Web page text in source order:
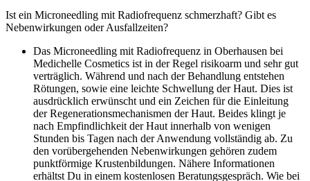
Ist ein Microneedling mit Radiofrequenz schmerzhaft? Gibt es
Nebenwirkungen oder Ausfallzeiten?
Das Microneedling mit Radiofrequenz in Oberhausen bei
Medichelle Cosmetics ist in der Regel risikoarm und sehr gut
verträglich. Während und nach der Behandlung entstehen
Rötungen, sowie eine leichte Schwellung der Haut. Dies ist
ausdrücklich erwünscht und ein Zeichen für die Einleitung
der Regenerationsmechanismen der Haut. Beides klingt je
nach Empfindlichkeit der Haut innerhalb von wenigen
Stunden bis Tagen nach der Anwendung vollständig ab. Zu
den vorübergehenden Nebenwirkungen gehören zudem
punktförmige Krustenbildungen. Nähere Informationen
erhältst Du in einem kostenlosen Beratungsgespräch. Wie bei